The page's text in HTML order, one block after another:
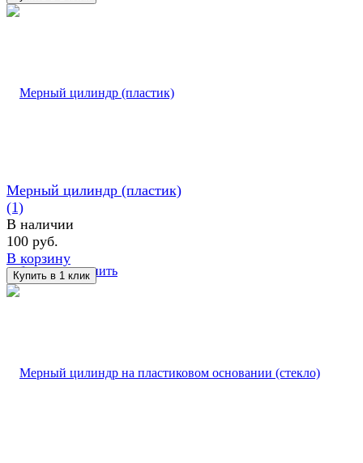
избранное сравнить
Мерный цилиндр (пластик)
(1)
В наличии
100 руб.
В корзину